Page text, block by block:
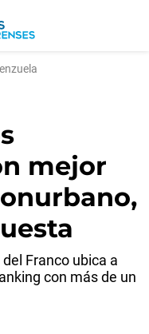
mejor
Franco ubica a
con más de un